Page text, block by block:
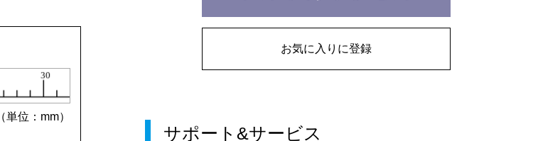
（単位：mm）
お気に入りに登録
サポート&サービス